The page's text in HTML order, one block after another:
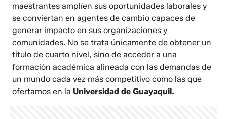
maestrantes amplíen sus oportunidades laborales y
se conviertan en agentes de cambio capaces de
generar impacto en sus organizaciones y
comunidades. No se trata únicamente de obtener un
título de cuarto nivel, sino de acceder a una
formación académica alineada con las demandas de
un mundo cada vez más competitivo como las que
ofertamos en laUniversidad de Guayaquil.